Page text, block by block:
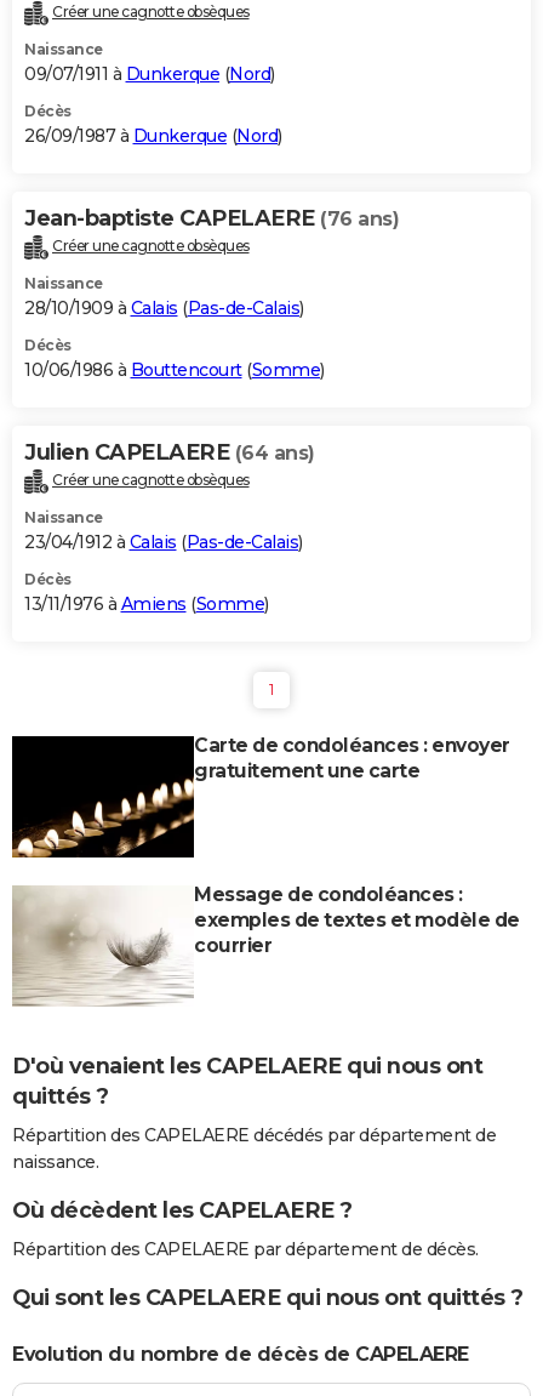
Créer une cagnotte obsèques
Naissance
09/07/1911 à Dunkerque (Nord)
Décès
26/09/1987 à Dunkerque (Nord)
Jean-baptiste CAPELAERE (76 ans)
Créer une cagnotte obsèques
Naissance
28/10/1909 à Calais (Pas-de-Calais)
Décès
10/06/1986 à Bouttencourt(Somme)
Julien CAPELAERE (64 ans)
Créer une cagnotte obsèques
Naissance
23/04/1912 à Calais (Pas-de-Calais)
Décès
13/11/1976 à Amiens (Somme)
1
Carte de condoléances : envoyer
gratuitement une carte
Message de condoléances :
exemples de textes et modèle de
courrier
D'où venaient les CAPELAERE qui nous ont
quittés ?
Répartition des CAPELAERE décédés par département de
naissance.
Où décèdent les CAPELAERE ?
Répartition des CAPELAERE par département de décès.
Qui sont les CAPELAERE qui nous ont quittés ?
Evolution du nombre de décès de CAPELAERE